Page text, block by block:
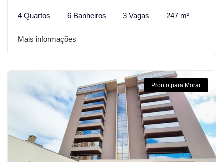
4 Quartos 6 Banheiros 3 Vagas 247 m²
Mais informações
Pronto para Morar